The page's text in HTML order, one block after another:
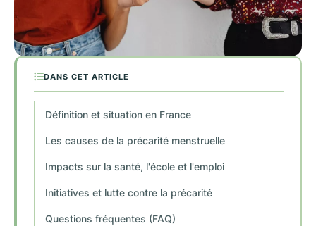
DANS CET ARTICLE
Définition et situation en France
Les causes de la précarité menstruelle
Impacts sur la santé, l'école et l'emploi
Initiatives et lutte contre la précarité
Questions fréquentes (FAQ)